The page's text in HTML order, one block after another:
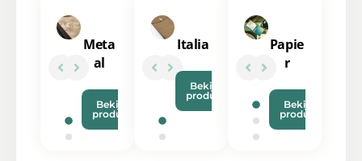
Meta
al
Bekijk
product
Italia
Bekijk
product
Papie
r
Bekijk
product